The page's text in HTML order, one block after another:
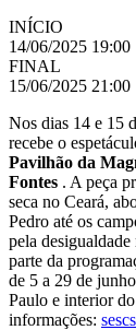
INÍCIO
14/06/2025 19:00
FINAL
15/06/2025 21:00
Nos dias 14 e 15
recebe o
Pavilhão da
Fontes . A peça
seca no Ceará,
Pedro até os
pela desigualdade
parte da
de 5 a 29 de
Paulo e interior
informações: